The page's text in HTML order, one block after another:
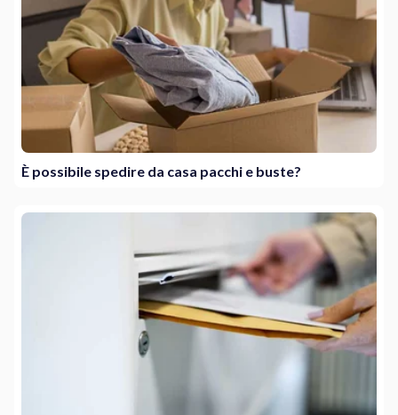
È possibile spedire da casa pacchi e buste?